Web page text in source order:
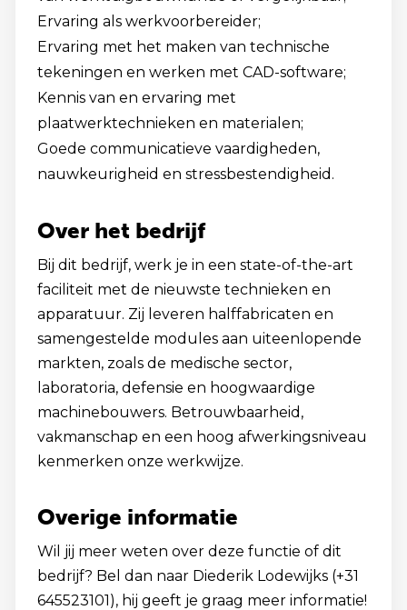
Ervaring als werkvoorbereider;
Ervaring met het maken van technische
tekeningen en werken met CAD-software;
Kennis van en ervaring met
plaatwerktechnieken en materialen;
Goede communicatieve vaardigheden,
nauwkeurigheid en stressbestendigheid.
Over het bedrijf
Bij dit bedrijf, werk je in een state-of-the-art
faciliteit met de nieuwste technieken en
apparatuur. Zij leveren halffabricaten en
samengestelde modules aan uiteenlopende
markten, zoals de medische sector,
laboratoria, defensie en hoogwaardige
machinebouwers. Betrouwbaarheid,
vakmanschap en een hoog afwerkingsniveau
kenmerken onze werkwijze.
Overige informatie
Wil jij meer weten over deze functie of dit
bedrijf? Bel dan naar Diederik Lodewijks (+31
645523101), hij geeft je graag meer informatie!